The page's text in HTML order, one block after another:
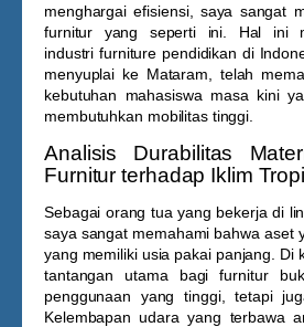
menghargai efisiensi, saya sangat
furnitur yang seperti ini. Hal ini
industri furniture pendidikan di
menyuplai ke Mataram, telah
kebutuhan mahasiswa masa kini
membutuhkan mobilitas tinggi.
Analisis Durabilitas
Furnitur terhadap Iklim
Sebagai orang tua yang bekerja di
saya sangat memahami bahwa aset
yang memiliki usia pakai panjang. Di
tantangan utama bagi furnitur
penggunaan yang tinggi, tetapi
Kelembapan udara yang terbawa